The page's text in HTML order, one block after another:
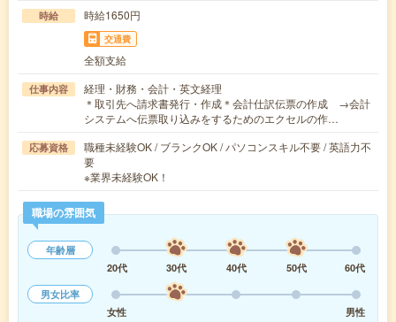
時給 時給1650円
交通費
全額支給
仕事内容
経理・財務・会計・英文経理
＊取引先へ請求書発行・作成＊会計仕訳伝票の作成 →会計
システムへ伝票取り込みをするためのエクセルの作…
応募資格
職種未経験OK / ブランクOK / パソコンスキル不要 / 英語力不
要
※業界未経験OK！
職場の雰囲気
年齢層
20代
30代 40代 50代
60代
男女比率
女性
男性